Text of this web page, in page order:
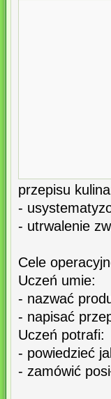
przepisu
-
- utrwalenie
Cele
Uczeń umie:
- nazwać
- napisać
Uczeń potrafi:
- powiedzieć
- zamówić